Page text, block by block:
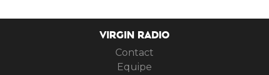
VIRGIN RADIO
Contact
Equipe